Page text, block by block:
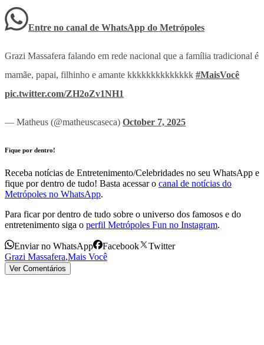
Entre no canal de WhatsApp do Metrópoles
Grazi Massafera falando em rede nacional que a família tradicional é
mamãe, papai, filhinho e amante kkkkkkkkkkkkkk #MaisVocê
pic.twitter.com/ZH2oZv1NH1
— Matheus (@matheuscaseca) October 7, 2025
Fique por dentro!
Receba notícias de Entretenimento/Celebridades no seu WhatsApp e
fique por dentro de tudo! Basta acessar o canal de notícias do
Metrópoles no WhatsApp.
Para ficar por dentro de tudo sobre o universo dos famosos e do
entretenimento siga o perfil Metrópoles Fun no Instagram.
Enviar no WhatsApp Facebook
Twitter
Grazi Massafera,Mais Você
Ver Comentários